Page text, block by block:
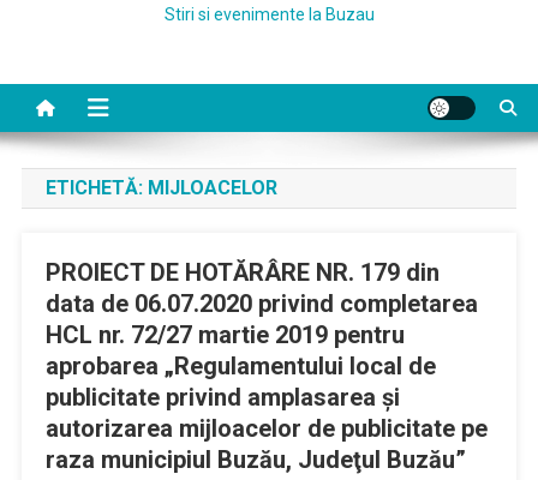
Stiri si evenimente la Buzau
ETICHETĂ: MIJLOACELOR
PROIECT DE HOTĂRÂRE NR. 179 din
data de 06.07.2020 privind completarea
HCL nr. 72/27 martie 2019 pentru
aprobarea „Regulamentului local de
publicitate privind amplasarea şi
autorizarea mijloacelor de publicitate pe
raza municipiul Buzău, Judeţul Buzău”